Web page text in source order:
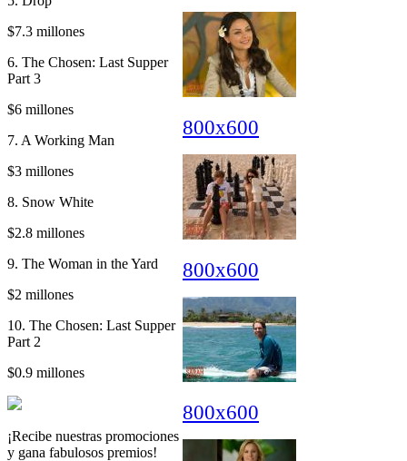
$7.3 millones
6. The Chosen: Last Supper
Part 3
$6 millones
7. A Working Man
$3 millones
8. Snow White
$2.8 millones
9. The Woman in the Yard
$2 millones
10. The Chosen: Last Supper
Part 2
$0.9 millones
¡Recibe nuestras promociones
y gana fabulosos premios!
800x600
800x600
800x600